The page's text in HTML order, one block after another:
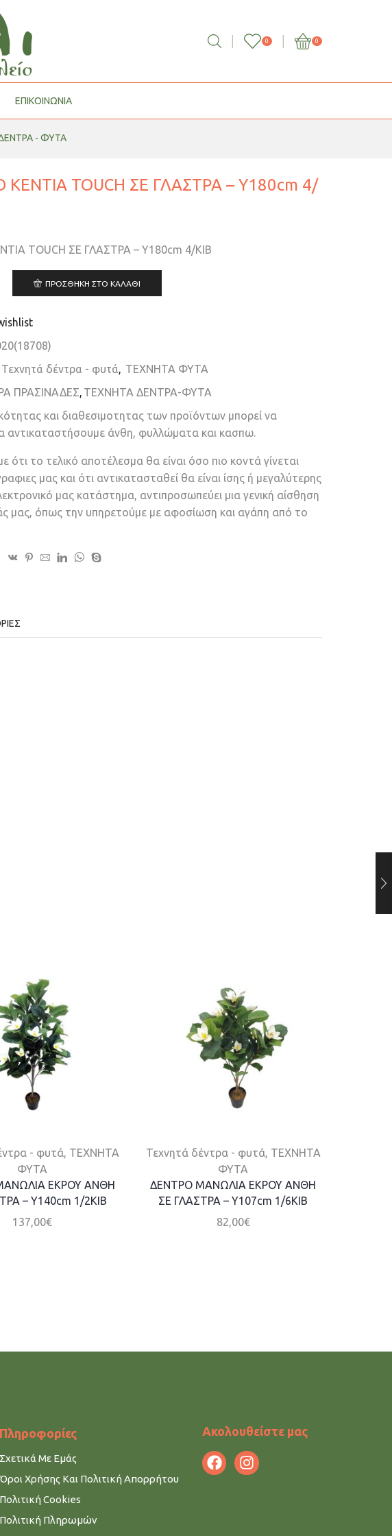
0 0
ΕΠΙΚΟΙΝΩΝΙΑ
- ΦΥΤΆ
TOUCH ΣΕ ΓΛΑΣΤΡΑ – Υ180cm 4/
TOUCH ΣΕ ΓΛΑΣΤΡΑ – Υ180cm 4/ΚΙΒ
ΠΡΟΣΘΉΚΗ ΣΤΟ ΚΑΛΆΘΙ
Τεχνητά δέντρα - φυτά, ΤΕΧΝΗΤΑ ΦΥΤΑ
ΠΡΑΣΙΝΑΔΕΣ, ΤΕΧΝΗΤΑ ΔΕΝΤΡΑ-ΦΥΤΑ
και διαθεσιμοτητας των προϊόντων μπορεί να
αντικαταστήσουμε άνθη, φυλλώματα και κασπω.
ότι το τελικό αποτέλεσμα θα είναι όσο πιο κοντά γίνεται
μας και ότι αντικατασταθεί θα είναι ίσης ή μεγαλύτερης
μας κατάστημα, αντιπροσωπεύει μια γενική αίσθηση
μας, όπως την υπηρετούμε με αφοσίωση και αγάπη από το
- φυτά, ΤΕΧΝΗΤΑ
ΦΥΤΑ
ΕΚΡΟΥ ΑΝΘΗ
– Y140cm 1/2KIB
137,00€
Τεχνητά δέντρα - φυτά, ΤΕΧΝΗΤΑ
ΦΥΤΑ
ΔΕΝΤΡΟ ΜΑΝΩΛΙΑ ΕΚΡΟΥ ΑΝΘΗ
ΣΕ ΓΛΑΣΤΡΑ – Y107cm 1/6KIB
82,00€
Πληροφορίες
Σχετικά Με Εμάς
Όροι Χρήσης Και Πολιτική Απορρήτου
Πολιτική Cookies
Πολιτική Πληρωμών
Ακολουθείστε μας